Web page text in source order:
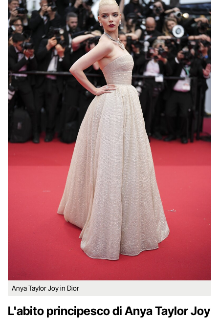
Anya Taylor Joy in Dior
L'abito principesco di Anya Taylor Joy